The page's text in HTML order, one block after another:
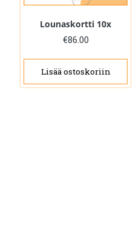
Lounaskortti 10x
€86.00
Lisää ostoskoriin